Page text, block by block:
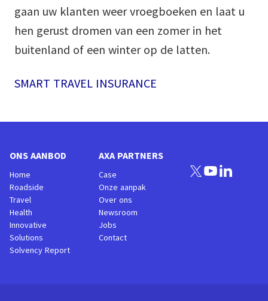
gaan uw klanten weer vroegboeken en laat u
hen gerust dromen van een zomer in het
buitenland of een winter op de latten.
SMART TRAVEL INSURANCE
ONS AANBOD
Home
Roadside
Travel
Health
Innovative
Solutions
Solvency Report
AXA PARTNERS
Case
Onze aanpak
Over ons
Newsroom
Jobs
Contact